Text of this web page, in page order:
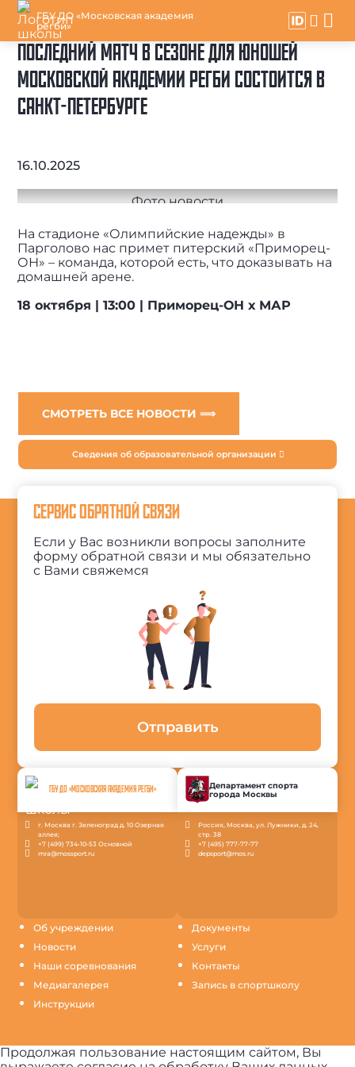
ГБУ ДО «Московская академия
регби»
ПОСЛЕДНИЙ МАТЧ В СЕЗОНЕ ДЛЯ ЮНОШЕЙ
МОСКОВСКОЙ АКАДЕМИИ РЕГБИ СОСТОИТСЯ В
САНКТ-ПЕТЕРБУРГЕ
16.10.2025
На стадионе «Олимпийские надежды» в
Парголово нас примет питерский «Приморец-
ОН» – команда, которой есть, что доказывать на
домашней арене.
18 октября | 13:00 | Приморец-ОН х МАР
СМОТРЕТЬ ВСЕ НОВОСТИ ⟹
Сведения об образовательной организации
Об учреждении
Новости
Наши соревнования
Медиагалерея
Инструкции
Документы
Услуги
Контакты
Запись в спортшколу
СЕРВИС ОБРАТНОЙ СВЯЗИ
Если у Вас возникли вопросы заполните
форму обратной связи и мы обязательно
с Вами свяжемся
Отправить
ГБУ ДО «МОСКОВСКАЯ АКАДЕМИЯ РЕГБИ»
г. Москва г. Зеленоград д. 10 Озерная
аллея;
+7 (499) 734-10-53 Основной
mra@mossport.ru
Департамент спорта
города Москвы
Россия, Москва, ул. Лужники, д. 24,
стр. 38
+7 (495) 777-77-77
depsport@mos.ru
Продолжая пользование настоящим сайтом, Вы